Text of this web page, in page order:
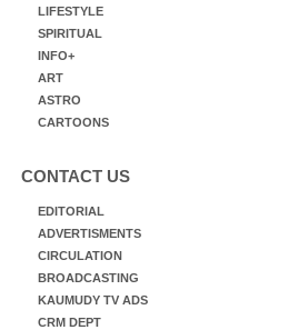
LIFESTYLE
SPIRITUAL
INFO+
ART
ASTRO
CARTOONS
CONTACT US
EDITORIAL
ADVERTISMENTS
CIRCULATION
BROADCASTING
KAUMUDY TV ADS
CRM DEPT